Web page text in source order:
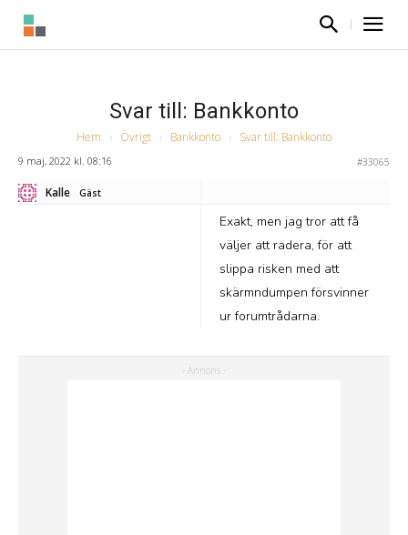
Svar till: Bankkonto
Hem › Övrigt › Bankkonto › Svar till: Bankkonto
9 maj, 2022 kl. 08:16 #33065
Kalle Gäst
Exakt, men jag tror att få
väljer att radera, för att
slippa risken med att
skärmndumpen försvinner
ur forumtrådarna.